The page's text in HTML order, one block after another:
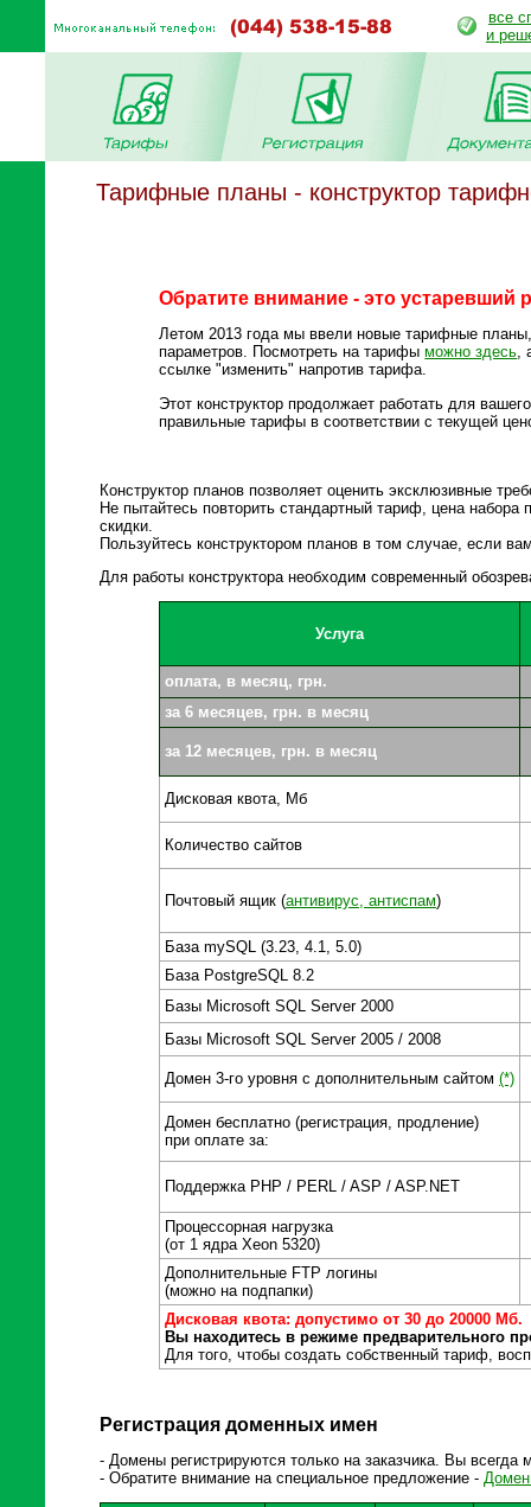
все
и
Тарифные планы - конструктор
Обратите внимание - это устаревший
Летом 2013 года мы ввели новые тарифные
параметров. Посмотреть на тарифыможно здесь,
ссылке "изменить" напротив тарифа.
Этот конструктор продолжает работать для
правильные тарифы в соответствии с текущей
Конструктор планов позволяет оценить эксклюзивные
Не пытайтесь повторить стандартный тариф, цена
скидки.
Пользуйтесь конструктором планов в том случае, если
Для работы конструктора необходим современный
Услуга
оплата, в месяц, грн.
за 6 месяцев, грн. в месяц
за 12 месяцев, грн. в месяц
Дисковая квота, Мб
Количество сайтов
Почтовый ящик (антивирус, антиспам)
База mySQL (3.23, 4.1, 5.0)
База PostgreSQL 8.2
Базы Microsoft SQL Server 2000
Базы Microsoft SQL Server 2005 / 2008
Домен 3-го уровня с дополнительным сайтом (*)
Домен бесплатно (регистрация, продление)
при оплате за:
Поддержка PHP / PERL / ASP / ASP.NET
Процессорная нагрузка
(от 1 ядра Xeon 5320)
Дополнительные FTP логины
(можно на подпапки)
Дисковая квота: допустимо от 30 до 20000 Мб.
Вы находитесь в режиме предварительного
Для того, чтобы создать собственный тариф,
Регистрация доменных имен
- Домены регистрируются только на заказчика. Вы
- Обратите внимание на специальное предложение -